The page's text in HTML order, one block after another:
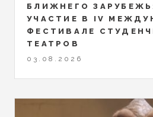
БЛИЖНЕГО
УЧАСТИЕ В IV
ФЕСТИВАЛЕ
ТЕАТРОВ
03.08.2026